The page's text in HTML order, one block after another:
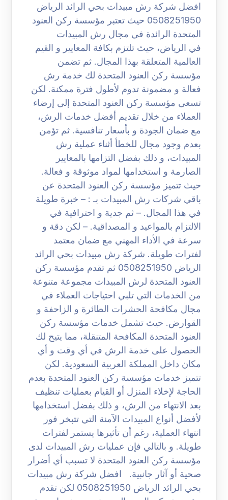
افضل شركة رش مبيدات بحي الرائد الرياض
0508251950 حيث تعتبر مؤسسة ركن العنود
المتحدة الرائدة في مجال رش المبيدات
في الرياض، حيث تلتزم بكافة المعايير و القيم
العالمية المتعلقة بهذا المجال. ثم تضمن
مؤسسة ركن العنود المتحدة لك خدمة رش
فعالة و مضمونة تدوم لأطول فترة ممكنة. لكن
تسعى مؤسسة ركن العنود المتحدة إلى إرضاء
العملاء من خلال تقديم أفضل خدمات الرش،
مع ضمان الجودة و بأسعار تنافسية. ثم تؤمن
بعدم وجود مجال للخطأ أثناء عملية رش
المبيدات، و ذلك بفضل التزامها بالمعايير
الصارمة و استخدامها لمواد موثوقة و فعالة.
حيث تتميز مؤسسة ركن العنود المتحدة عن
باقي شركات رش المبيدات بـ : – خبرة طويلة
في هذا المجال. – ثم جدية و احترافية في
الالتزام بالمواعيد و المصداقية. – لكن دقة و
سرعة في الأداء المهني مع ضمان معتمد
لفترات طويلة. شركة رش مبيدات بحي الرائد
الرياض 0508251950 ثم تقدم مؤسسة ركن
العنود المتحدة لرش المبيدات مجموعة متنوعة
من الخدمات التي تلبي احتياجات العملاء في
مجال مكافحة الحشرات الطائرة و الزاحفة و
القوارض. حيث تشمل خدمات مؤسسة ركن
العنود المتحدة المكافحة المتنقلة، مما يتيح لك
الحصول على خدمة الرش في أي وقت و أي
مكان داخل المملكة العربية السعودية. لكن
تتميز خدمات مؤسسة ركن العنود المتحدة بعدم
الحاجة لإخلاء المنزل أو القيام بعمليات تنظيف
بعد الانتهاء من الرش، و ذلك بفضل استخدامها
لأفضل أنواع المبيدات الآمنة التي تتبخر فور
انتهاء العملية، رغم أن تأثيرها يستمر لفترات
طويلة. و بالتالي فإن عمليات رش المبيدات لدى
مؤسسة ركن العنود المتحدة لا تسبب أي أضرار
صحية أو آثار جانبية. افضل شركة رش مبيدات
بحي الرائد الرياض 0508251950 لكن تقدم